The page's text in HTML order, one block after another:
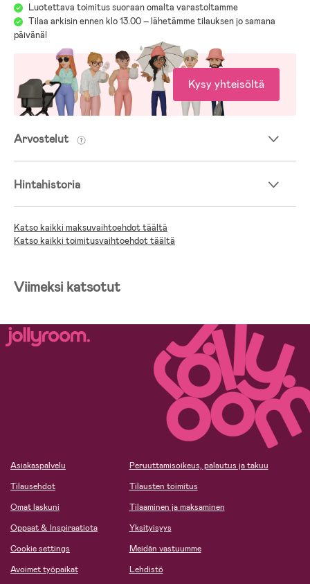
Luotettava toimitus suoraan omalta varastoltamme
Tilaa arkisin ennen klo 13.00 – lähetämme tilauksen jo samana
päivänä!
Kysy yhteisöltä
Arvostelut
Hintahistoria
Katso kaikki maksuvaihtoehdot täältä
Katso kaikki toimitusvaihtoehdot täältä
Viimeksi katsotut
Asiakaspalvelu
Tilausehdot
Omat laskuni
Oppaat & Inspiraatiota
Cookie settings
Avoimet työpaikat
Peruuttamisoikeus, palautus ja takuu
Tilausten toimitus
Tilaaminen ja maksaminen
Yksityisyys
Meidän vastuumme
Lehdistö